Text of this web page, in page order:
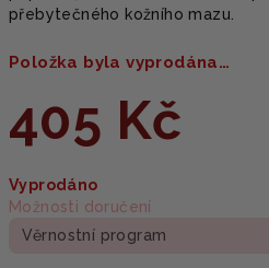
přebytečného kožního mazu.
Položka byla vyprodána…
405 Kč
cena:
Vyprodáno
Možnosti doručení
Věrnostní program